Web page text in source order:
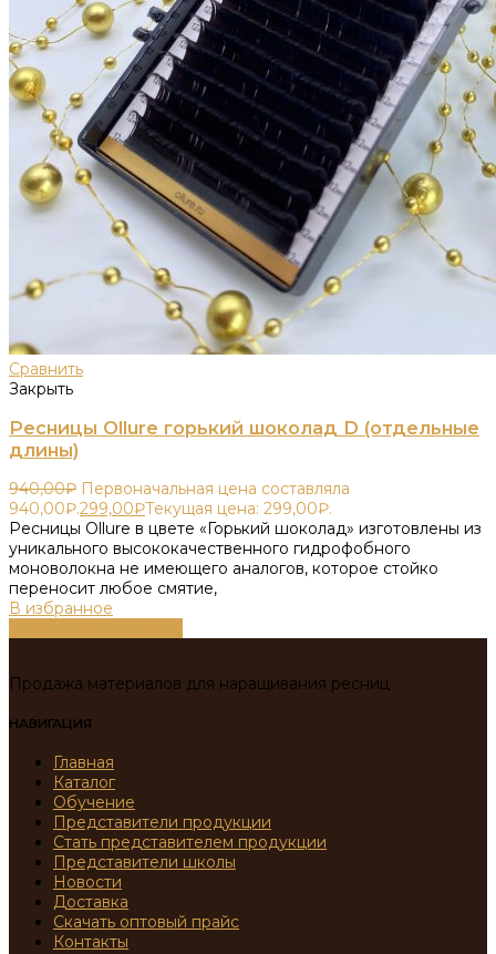
Сравнить
Закрыть
Ресницы Ollure горький шоколад D (отдельные
длины)
940,00₽ Первоначальная цена составляла
940,00₽.299,00₽Текущая цена: 299,00₽.
Ресницы Ollure в цвете «Горький шоколад» изготовлены из
уникального высококачественного гидрофобного
моноволокна не имеющего аналогов, которое стойко
переносит любое смятие,
В избранное
Продажа материалов для наращивания ресниц
НАВИГАЦИЯ
Главная
Каталог
Обучение
Представители продукции
Стать представителем продукции
Представители школы
Новости
Доставка
Скачать оптовый прайс
Контакты